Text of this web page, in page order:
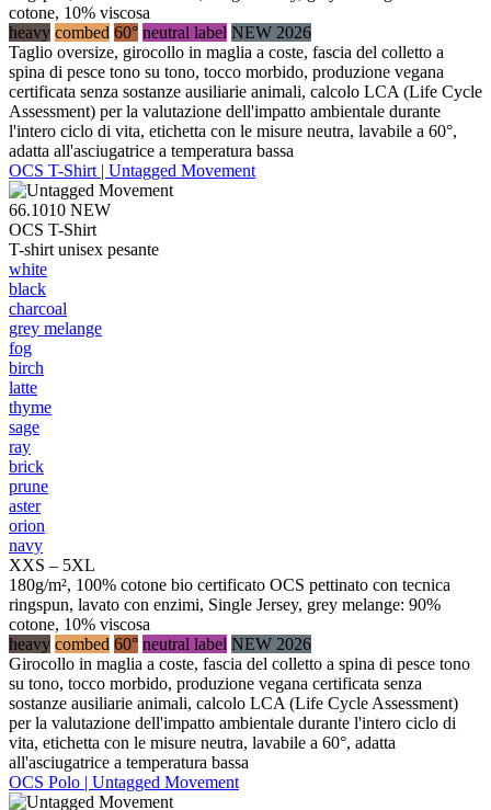
cotone, 10% viscosa
heavy combed 60° neutral label NEW 2026
Taglio oversize, girocollo in maglia a coste, fascia del colletto a
spina di pesce tono su tono, tocco morbido, produzione vegana
certificata senza sostanze ausiliarie animali, calcolo LCA (Life Cycle
Assessment) per la valutazione dell'impatto ambientale durante
l'intero ciclo di vita, etichetta con le misure neutra, lavabile a 60°,
adatta all'asciugatrice a temperatura bassa
OCS T-Shirt | Untagged Movement
66.1010 NEW
OCS T-Shirt
T-shirt unisex pesante
white
black
charcoal
grey melange
fog
birch
latte
thyme
sage
ray
brick
prune
aster
orion
navy
XXS – 5XL
180g/m², 100% cotone bio certificato OCS pettinato con tecnica
ringspun, lavato con enzimi, Single Jersey, grey melange: 90%
cotone, 10% viscosa
heavy combed 60° neutral label NEW 2026
Girocollo in maglia a coste, fascia del colletto a spina di pesce tono
su tono, tocco morbido, produzione vegana certificata senza
sostanze ausiliarie animali, calcolo LCA (Life Cycle Assessment)
per la valutazione dell'impatto ambientale durante l'intero ciclo di
vita, etichetta con le misure neutra, lavabile a 60°, adatta
all'asciugatrice a temperatura bassa
OCS Polo | Untagged Movement